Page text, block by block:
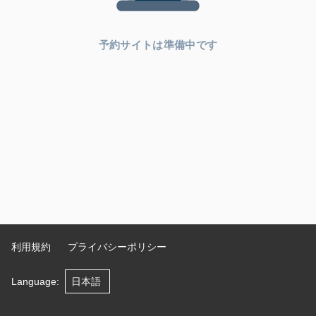
予約サイトは準備中です
利用規約 プライバシーポリシー
Language: